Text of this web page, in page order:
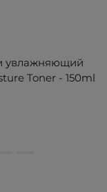
увлажняющий
Toner - 150ml